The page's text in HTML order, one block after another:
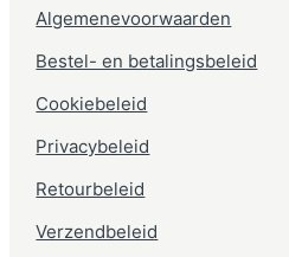
Algemenevoorwaarden
Bestel- en betalingsbeleid
Cookiebeleid
Privacybeleid
Retourbeleid
Verzendbeleid